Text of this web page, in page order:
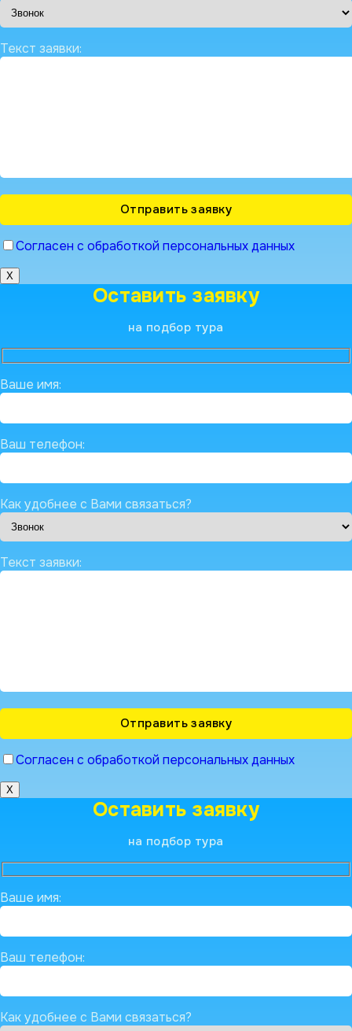
Текст заявки:
Согласен с обработкой персональных данных
X
Оставить заявку
на подбор тура
Ваше имя:
Ваш телефон:
Как удобнее с Вами связаться?
Текст заявки:
Согласен с обработкой персональных данных
X
Оставить заявку
на подбор тура
Ваше имя:
Ваш телефон:
Как удобнее с Вами связаться?